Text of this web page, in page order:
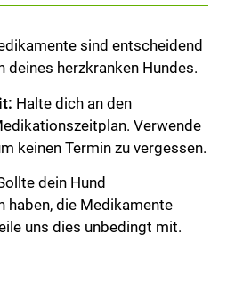
sind entscheidend
deines herzkranken Hundes.
Halte dich an den
Verwende
keinen Termin zu vergessen.
dein Hund
haben, die Medikamente
uns dies unbedingt mit.